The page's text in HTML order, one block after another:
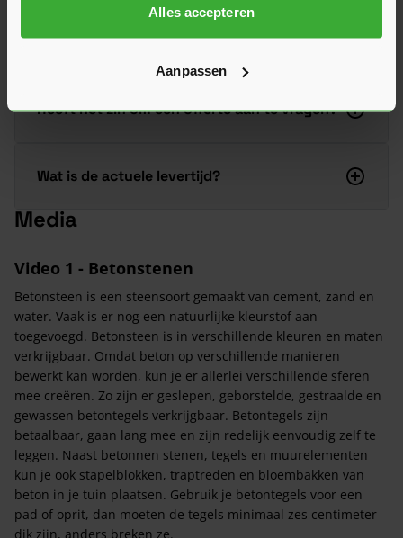
Alles accepteren
Aanpassen
Heeft het zin om een offerte aan te vragen?
Wat is de actuele levertijd?
Media
Video 1 - Betonstenen
Betonsteen is een steensoort gemaakt van cement, zand en
water. Vaak is er nog een natuurlijke kleurstof aan
toegevoegd. Betonsteen is in verschillende kleuren en maten
verkrijgbaar. Omdat beton op verschillende manieren
bewerkt kan worden, kun je er allerlei verschillende sferen
mee creëren. Zo zijn er geslepen, geborstelde, gestraalde en
gewassen betontegels verkrijgbaar. Betontegels zijn
betaalbaar, gaan lang mee en zijn redelijk eenvoudig zelf te
leggen. Naast betonnen stenen, tegels en muurelementen
kun je ook stapelblokken, traptreden en bloembakken van
beton in je tuin plaatsen. Gebruik je betontegels voor een
pad of oprit, dan moeten de tegels minimaal zes centimeter
dik zijn, anders breken ze.